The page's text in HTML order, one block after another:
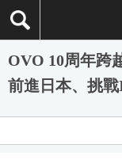
OVO 10周年跨
前進日本、挑